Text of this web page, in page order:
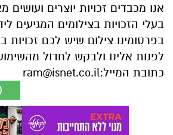
אנו מכבדים זכויות יוצרים
בעלי הזכויות בצילומים המגיעים
בפרסומינו צילום שיש לכם
לפנות אלינו ולבקש לחדול
כתובת המייל:ram@isnet.co.il
אולי יעניין אותך